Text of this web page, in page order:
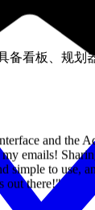
备看板、规划